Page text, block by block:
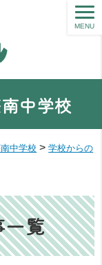
中学校
MENU
中学校 >学校からの
一覧